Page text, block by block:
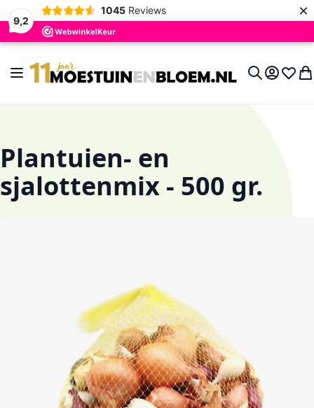
9,2
1045 Reviews ×
Toggle Nav
Account
Plantuien- en
sjalottenmix - 500 gr.